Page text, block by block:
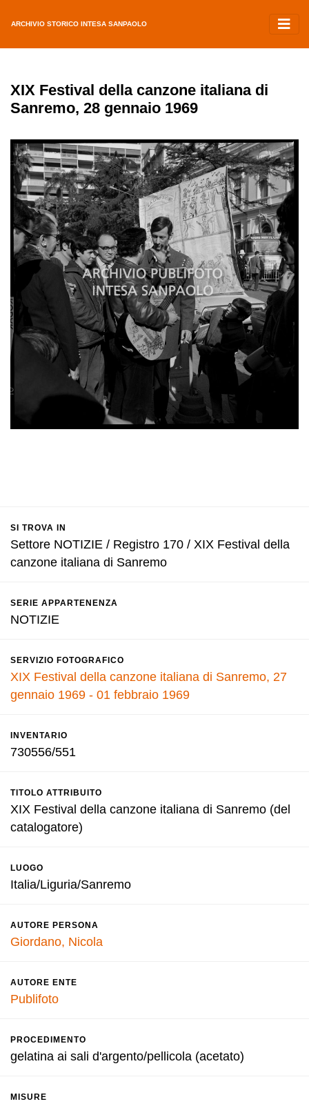
ARCHIVIO STORICO INTESA SANPAOLO
XIX Festival della canzone italiana di
Sanremo, 28 gennaio 1969
SI TROVA IN
Settore NOTIZIE / Registro 170 / XIX Festival della
canzone italiana di Sanremo
SERIE APPARTENENZA
NOTIZIE
SERVIZIO FOTOGRAFICO
XIX Festival della canzone italiana di Sanremo, 27
gennaio 1969 - 01 febbraio 1969
INVENTARIO
730556/551
TITOLO ATTRIBUITO
XIX Festival della canzone italiana di Sanremo (del
catalogatore)
LUOGO
Italia/Liguria/Sanremo
AUTORE PERSONA
Giordano, Nicola
AUTORE ENTE
Publifoto
PROCEDIMENTO
gelatina ai sali d'argento/pellicola (acetato)
MISURE